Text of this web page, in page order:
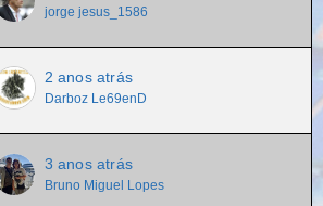
jorge jesus_1586
2 anos atrás
Darboz Le69enD
3 anos atrás
Bruno Miguel Lopes